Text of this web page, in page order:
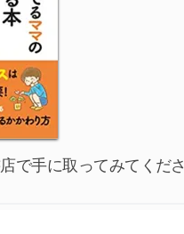
で手に取ってみてくださ